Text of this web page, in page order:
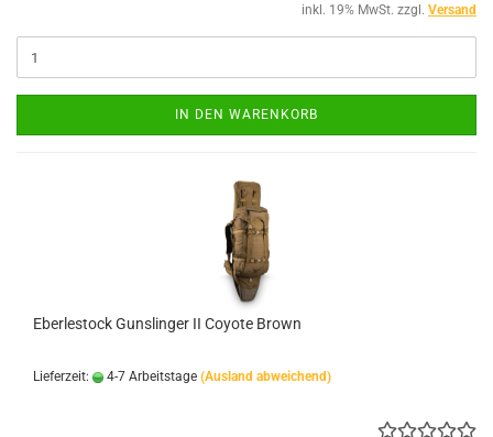
inkl. 19% MwSt. zzgl. Versand
IN DEN WARENKORB
Eberlestock Gunslinger II Coyote Brown
Lieferzeit: 4-7 Arbeitstage (Ausland abweichend)